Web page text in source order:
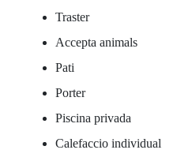
Traster
Accepta animals
Pati
Porter
Piscina privada
Calefaccio individual